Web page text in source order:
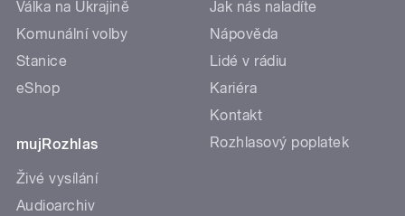
Válka na Ukrajině
Komunální volby
Stanice
eShop
mujRozhlas
Živé vysílání
Audioarchiv
Jak nás naladíte
Nápověda
Lidé v rádiu
Kariéra
Kontakt
Rozhlasový poplatek